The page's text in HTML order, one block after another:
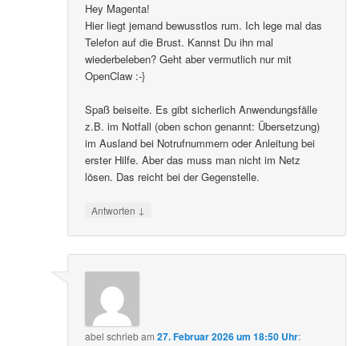
Hey Magenta!
Hier liegt jemand bewusstlos rum. Ich lege mal das
Telefon auf die Brust. Kannst Du ihn mal
wiederbeleben? Geht aber vermutlich nur mit
OpenClaw :-}
Spaß beiseite. Es gibt sicherlich Anwendungsfälle
z.B. im Notfall (oben schon genannt: Übersetzung)
im Ausland bei Notrufnummern oder Anleitung bei
erster Hilfe. Aber das muss man nicht im Netz
lösen. Das reicht bei der Gegenstelle.
Antworten ↓
abel schriebam27. Februar 2026 um 18:50 Uhr: